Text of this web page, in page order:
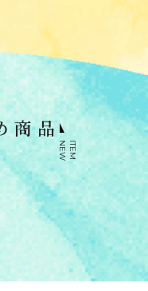
あなたへのおすすめ商品
N
E
W
I
T
E M